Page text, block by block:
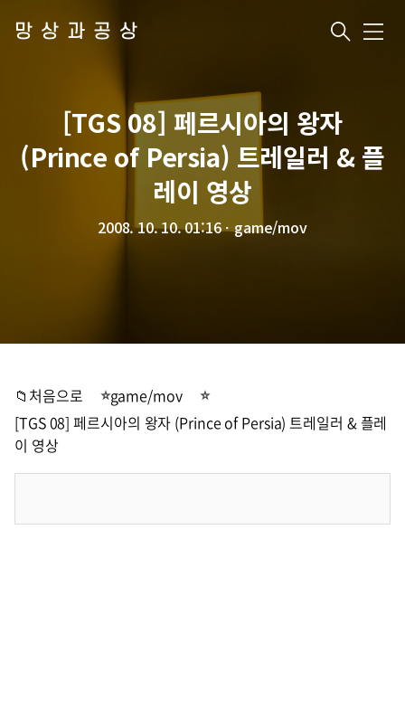
망상과공상 메
[TGS 08] 페르시아의 왕자
(Prince of Persia) 트레일러 & 플
레이 영상
2008. 10. 10. 01:16ㆍgame/mov
📁처음으로
game/mov
[TGS 08] 페르시아의 왕자 (Prince of Persia) 트레일러 & 플레
이 영상